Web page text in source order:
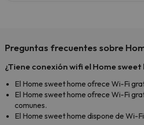
Preguntas frecuentes sobre
¿Tiene conexión wifi el Home sweet
El Home sweet home ofrece Wi-Fi
El Home sweet home ofrece Wi-Fi
comunes.
El Home sweet home dispone de Wi-